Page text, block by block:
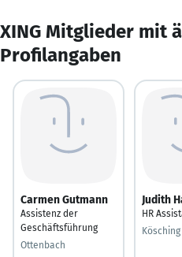
XING Mitglieder mit
Profilangaben
Carmen Gutmann
Assistenz der
Geschäftsführung
Ottenbach
Judith
HR
Kösching